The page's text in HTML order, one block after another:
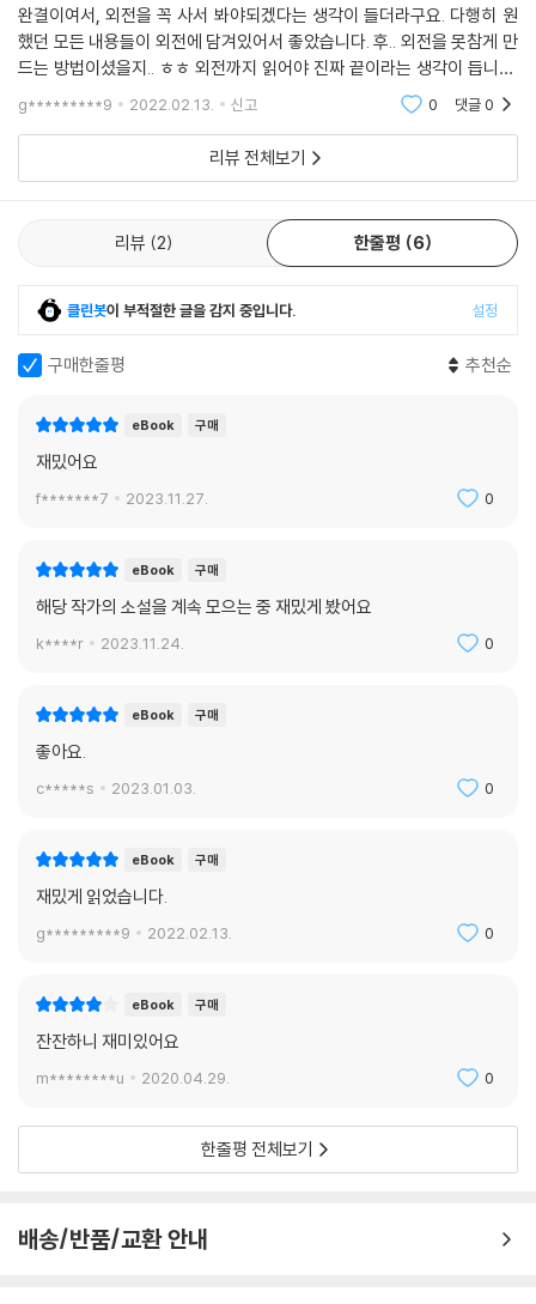
완결이여서, 외전을 꼭 사서 봐야되겠다는 생각이 들더라구요. 다행히 원
했던 모든 내용들이 외전에 담겨있어서 좋았습니다. 후.. 외전을 못참게 만
드는 방법이셨을지.. ㅎㅎ 외전까지 읽어야 진짜 끝이라는 생각이 듭니다.
마지막까지 잘 읽었습니다.
g*********9 2022.02.13. 신고 0 댓글0
리뷰 전체보기
리뷰 2 한줄평 6
클린봇이 부적절한 글을 감지 중입니다. 설정
구매한줄평 추천순
eBook 구매
재밌어요
f*******7 2023.11.27. 0
eBook 구매
해당 작가의 소설을 계속 모으는 중 재밌게 봤어요
k****r 2023.11.24. 0
eBook 구매
좋아요.
c*****s 2023.01.03. 0
eBook 구매
재밌게 읽었습니다.
g*********9 2022.02.13. 0
eBook 구매
잔잔하니 재미있어요
m********u 2020.04.29. 0
한줄평 전체보기
배송/반품/교환 안내